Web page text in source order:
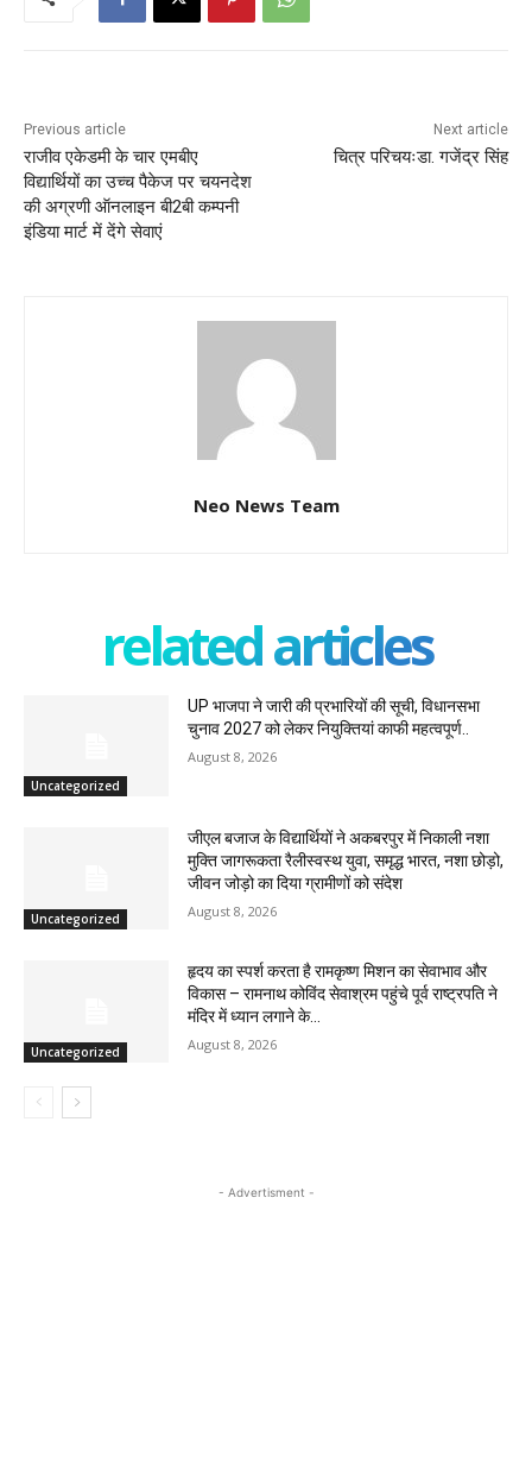
Previous article
राजीव एकेडमी के चार एमबीए
विद्यार्थियों का उच्च पैकेज पर चयनदेश
की अग्रणी ऑनलाइन बी2बी कम्पनी
इंडिया मार्ट में देंगे सेवाएं
Next article
चित्र परिचयःडा. गजेंद्र सिंह
Neo News Team
related articles
Uncategorized
UP भाजपा ने जारी की प्रभारियों की सूची, विधानसभा
चुनाव 2027 को लेकर नियुक्तियां काफी महत्वपूर्ण..
August 8, 2026
Uncategorized
जीएल बजाज के विद्यार्थियों ने अकबरपुर में निकाली नशा
मुक्ति जागरूकता रैलीस्वस्थ युवा, समृद्ध भारत, नशा छोड़ो,
जीवन जोड़ो का दिया ग्रामीणों को संदेश
August 8, 2026
Uncategorized
हृदय का स्पर्श करता है रामकृष्ण मिशन का सेवाभाव और
विकास – रामनाथ कोविंद सेवाश्रम पहुंचे पूर्व राष्ट्रपति ने
मंदिर में ध्यान लगाने के...
August 8, 2026
- Advertisment -